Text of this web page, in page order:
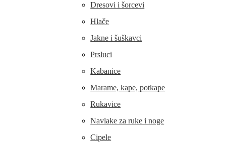
Dresovi i šorcevi
Hlače
Jakne i šuškavci
Prsluci
Kabanice
Marame, kape, potkape
Rukavice
Navlake za ruke i noge
Cipele